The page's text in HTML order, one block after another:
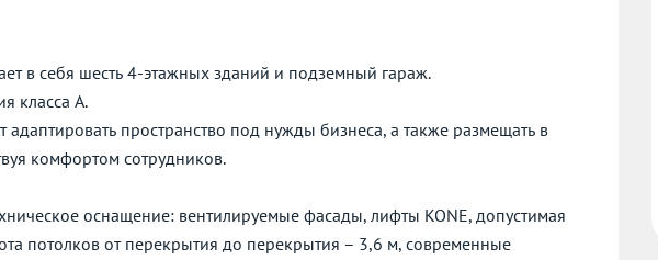
в себя шесть 4-этажных зданий и подземный гараж.
класса А.
пространство под нужды бизнеса, а также размещать в
комфортом сотрудников.
оснащение: вентилируемые фасады, лифты KONE, допустимая
потолков от перекрытия до перекрытия – 3,6 м, современные